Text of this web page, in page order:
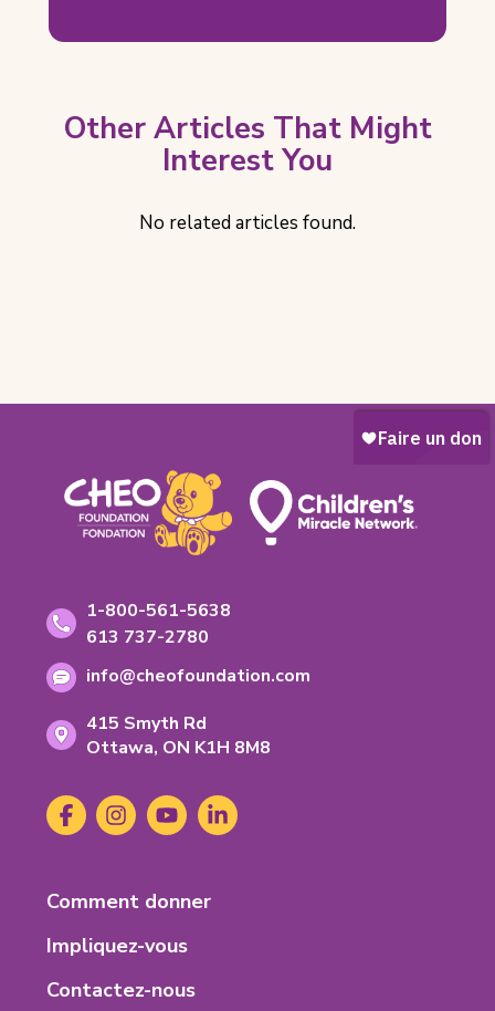
Other Articles That Might
Interest You
No related articles found.
Coordonnées
Numéro
sans
1-800-561-5638
Numéro
telephone:
613 737-2780
Adresse
info@cheofoundation.com
Address
415 Smyth Rd
Ottawa, ONOntario
K1H 8M8
1-
H-
8
Social
Media
Facebook
(s'ouvre
dans
nouvel
onglet)
Instagram
(s'ouvre
dans
nouvel
onglet)
YouTube
(s'ouvre
dans
nouvel
onglet)
LinkedIn
(s'ouvre
dans
onglet)
Footer
Menu
Comment donner
Impliquez-vous
Contactez-nous